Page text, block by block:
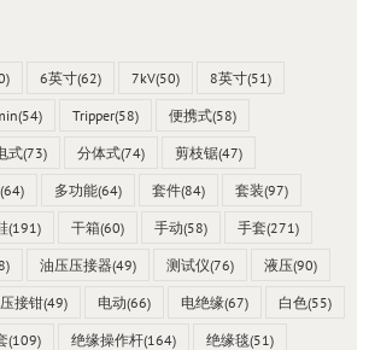
6英寸(62) 7kV(50) 8英寸(51)
(54) Tripper(58) 便携式(58)
式(73) 分体式(74) 剪枝锯(47)
(64) 多功能(64) 套件(84) 套装(97)
(191) 干箱(60) 手动(58) 手套(271)
油压压接器(49) 测试仪(76) 液压(90)
接钳(49) 电动(66) 电绝缘(67) 白色(55)
(109) 绝缘操作杆(164) 绝缘毯(51)